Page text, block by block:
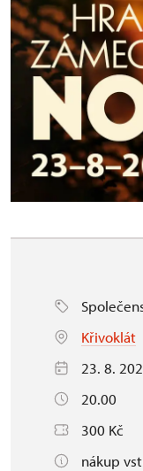
Křivoklát
23. 8.
20.00
300 Kč
nákup